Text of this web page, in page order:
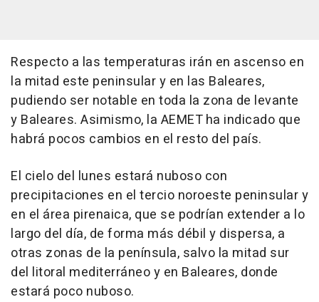
Respecto a las temperaturas irán en ascenso en
la mitad este peninsular y en las Baleares,
pudiendo ser notable en toda la zona de levante
y Baleares. Asimismo, la AEMET ha indicado que
habrá pocos cambios en el resto del país.
El cielo del lunes estará nuboso con
precipitaciones en el tercio noroeste peninsular y
en el área pirenaica, que se podrían extender a lo
largo del día, de forma más débil y dispersa, a
otras zonas de la península, salvo la mitad sur
del litoral mediterráneo y en Baleares, donde
estará poco nuboso.